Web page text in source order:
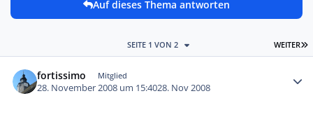
Auf dieses Thema antworten
WEITER
SEITE 1 VON 2
fortissimo Mitglied
28. November 2008 um 15:4028. Nov 2008